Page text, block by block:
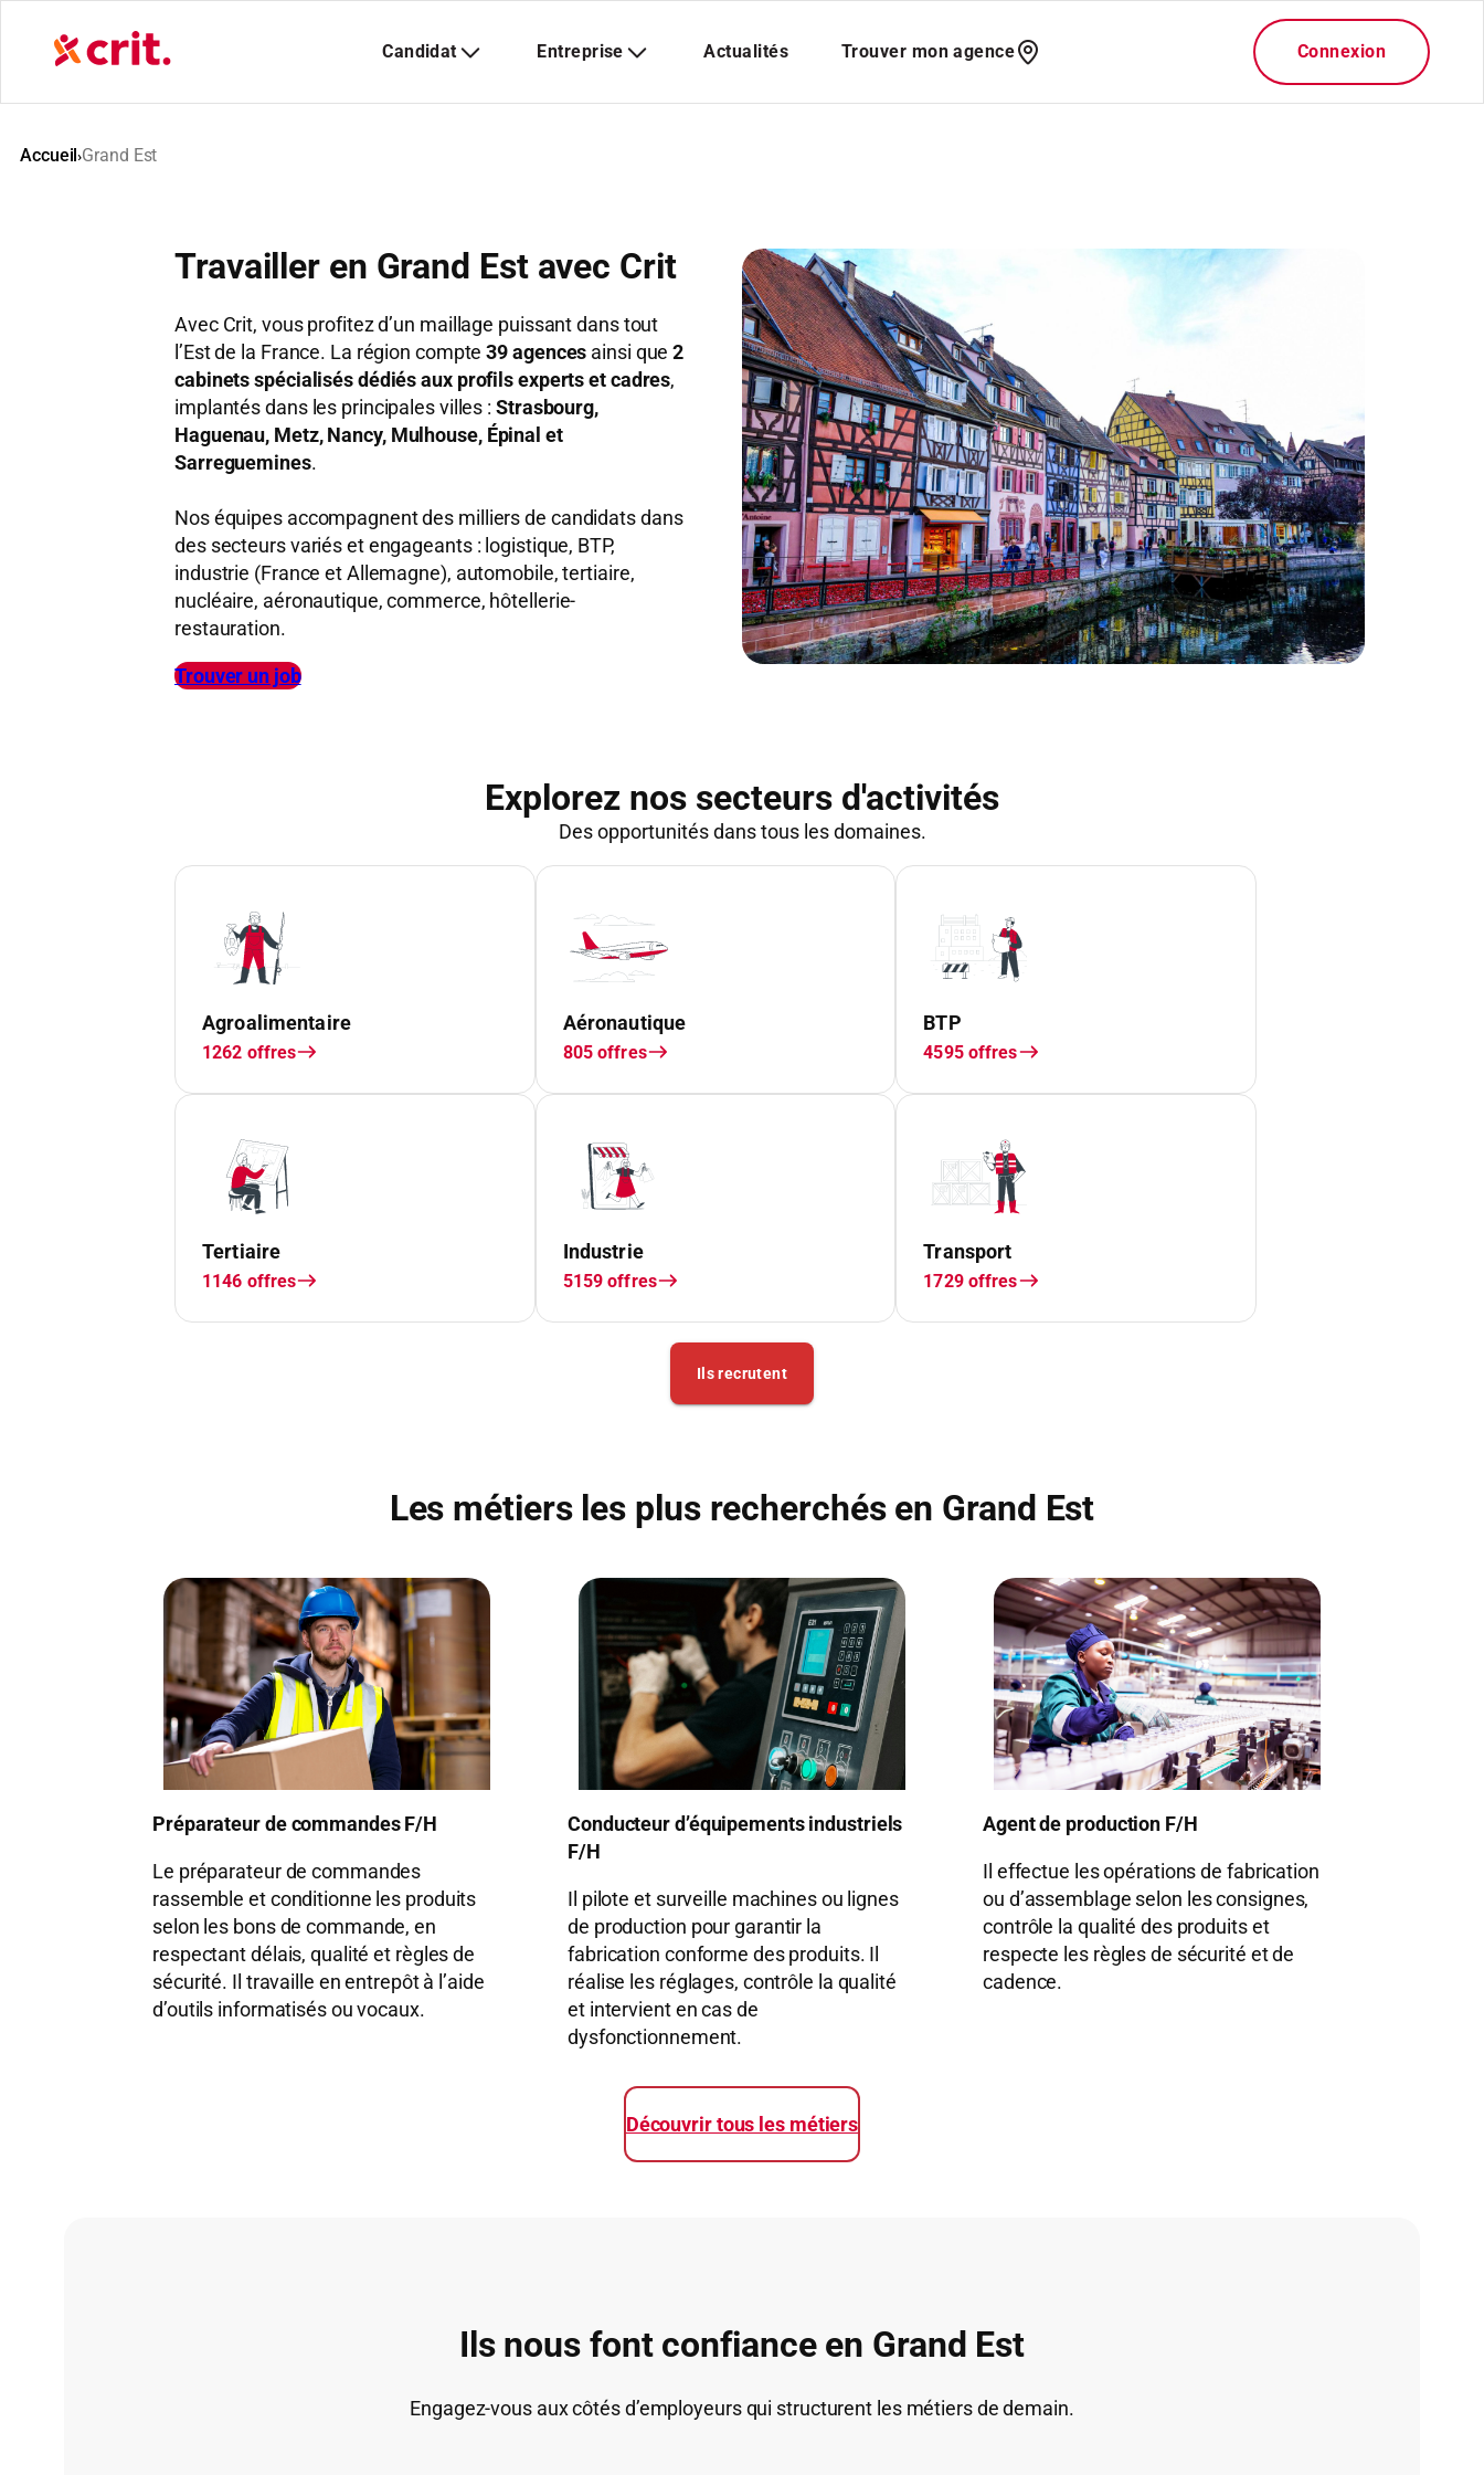
Accueil›Grand Est
Travailler en Grand Est avec Crit
Avec Crit, vous profitez d’un maillage puissant dans tout
l’Est de la France. La région compte39 agences ainsi que2
cabinets spécialisés dédiés aux profils experts et cadres,
implantés dans les principales villes : Strasbourg,
Haguenau, Metz, Nancy, Mulhouse, Épinal et
Sarreguemines.
Nos équipes accompagnent des milliers de candidats dans
des secteurs variés et engageants : logistique, BTP,
industrie (France et Allemagne), automobile, tertiaire,
nucléaire, aéronautique, commerce, hôtellerie-
restauration.
Trouver un job
Les métiers les plus recherchés en Grand Est
Préparateur de commandes F/H
Le préparateur de commandes
rassemble et conditionne les produits
selon les bons de commande, en
respectant délais, qualité et règles de
sécurité. Il travaille en entrepôt à l’aide
d’outils informatisés ou vocaux.
Conducteur d’équipements industriels
F/H
Il pilote et surveille machines ou lignes
de production pour garantir la
fabrication conforme des produits. Il
réalise les réglages, contrôle la qualité
et intervient en cas de
dysfonctionnement.
Agent de production F/H
Il effectue les opérations de fabrication
ou d’assemblage selon les consignes,
contrôle la qualité des produits et
respecte les règles de sécurité et de
cadence.
Découvrir tous les métiers
Ils nous font confiance en Grand Est
Engagez-vous aux côtés d’employeurs qui structurent les métiers de demain.